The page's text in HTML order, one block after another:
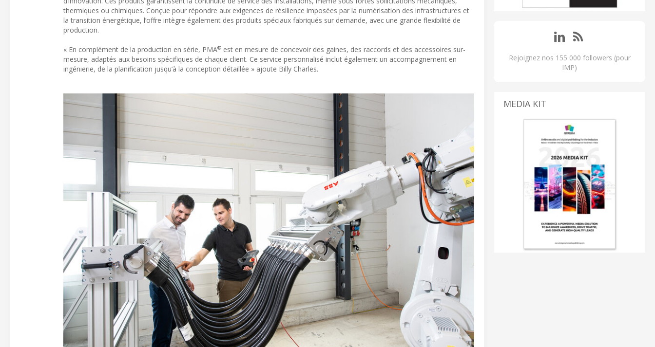
thermiques ou chimiques. Conçue pour répondre aux exigences de résilience imposées par la numérisation des infrastructures et
la transition énergétique, l’offre intègre également des produits spéciaux fabriqués sur demande, avec une grande flexibilité de
production.
« En complément de la production en série, PMA® est en mesure de concevoir des gaines, des raccords et des accessoires sur-
mesure, adaptés aux besoins spécifiques de chaque client. Ce service personnalisé inclut également un accompagnement en
ingénierie, de la planification jusqu’à la conception détaillée » ajoute Billy Charles.
Rejoignez nos 155 000 followers (pour
IMP)
MEDIA KIT